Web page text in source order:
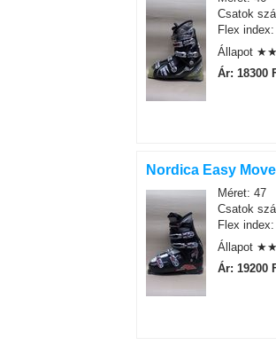
Csatok
Flex
Állapot
Ár: 18300
Nordica Easy
Méret: 47
Csatok
Flex
Állapot
Ár: 19200